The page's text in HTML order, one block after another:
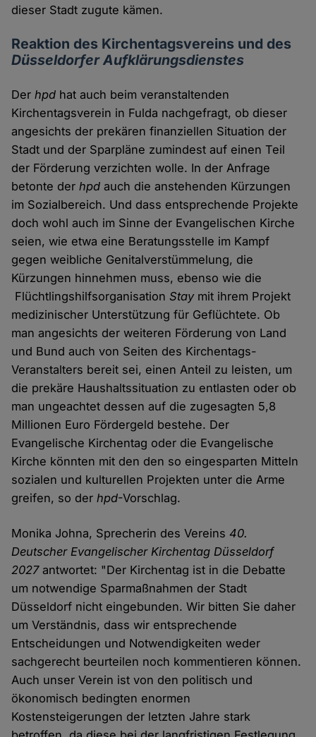
dieser Stadt zugute kämen.
Reaktion des Kirchentagsvereins und des
Düsseldorfer Aufklärungsdienstes
Derhpd hat auch beim veranstaltenden
Kirchentagsverein in Fulda nachgefragt, ob dieser
angesichts der prekären finanziellen Situation der
Stadt und der Sparpläne zumindest auf einen Teil
der Förderung verzichten wolle. In der Anfrage
betonte derhpd auch die anstehenden Kürzungen
im Sozialbereich. Und dass entsprechende Projekte
doch wohl auch im Sinne der Evangelischen Kirche
seien, wie etwa eine Beratungsstelle im Kampf
gegen weibliche Genitalverstümmelung, die
Kürzungen hinnehmen muss, ebenso wie die
FlüchtlingshilfsorganisationStaymit ihrem Projekt
medizinischer Unterstützung für Geflüchtete. Ob
man angesichts der weiteren Förderung von Land
und Bund auch von Seiten des Kirchentags-
Veranstalters bereit sei, einen Anteil zu leisten, um
die prekäre Haushaltssituation zu entlasten oder ob
man ungeachtet dessen auf die zugesagten 5,8
Millionen Euro Fördergeld bestehe. Der
Evangelische Kirchentag oder die Evangelische
Kirche könnten mit den den so eingesparten Mitteln
sozialen und kulturellen Projekten unter die Arme
greifen, so derhpd-Vorschlag.
Monika Johna, Sprecherin des Vereins 40.
Deutscher Evangelischer Kirchentag Düsseldorf
2027antwortet: "Der Kirchentag ist in die Debatte
um notwendige Sparmaßnahmen der Stadt
Düsseldorf nicht eingebunden. Wir bitten Sie daher
um Verständnis, dass wir entsprechende
Entscheidungen und Notwendigkeiten weder
sachgerecht beurteilen noch kommentieren können.
Auch unser Verein ist von den politisch und
ökonomisch bedingten enormen
Kostensteigerungen der letzten Jahre stark